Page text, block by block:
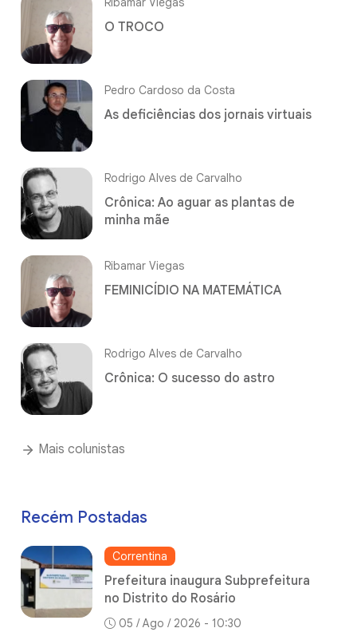
O TROCO
Pedro Cardoso da Costa
As deficiências dos jornais virtuais
Rodrigo Alves de Carvalho
Crônica: Ao aguar as plantas de
minha mãe
Ribamar Viegas
FEMINICÍDIO NA MATEMÁTICA
Rodrigo Alves de Carvalho
Crônica: O sucesso do astro
Mais colunistas
Recém Postadas
Correntina
Prefeitura inaugura Subprefeitura
no Distrito do Rosário
05 / Ago / 2026 - 10:30